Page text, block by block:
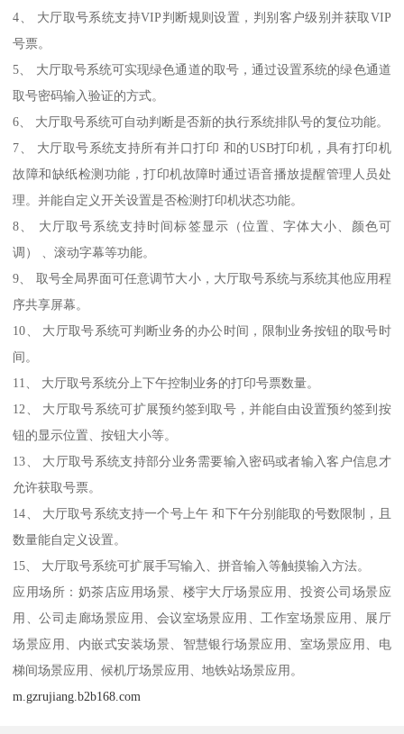
4、 大厅取号系统支持VIP判断规则设置，判别客户级别并获取VIP
号票。
5、 大厅取号系统可实现绿色通道的取号，通过设置系统的绿色通道
取号密码输入验证的方式。
6、 大厅取号系统可自动判断是否新的执行系统排队号的复位功能。
7、 大厅取号系统支持所有并口打印 和的USB打印机，具有打印机
故障和缺纸检测功能，打印机故障时通过语音播放提醒管理人员处
理。并能自定义开关设置是否检测打印机状态功能。
8、 大厅取号系统支持时间标签显示（位置、字体大小、颜色可
调） 、滚动字幕等功能。
9、 取号全局界面可任意调节大小，大厅取号系统与系统其他应用程
序共享屏幕。
10、 大厅取号系统可判断业务的办公时间，限制业务按钮的取号时
间。
11、 大厅取号系统分上下午控制业务的打印号票数量。
12、 大厅取号系统可扩展预约签到取号，并能自由设置预约签到按
钮的显示位置、按钮大小等。
13、 大厅取号系统支持部分业务需要输入密码或者输入客户信息才
允许获取号票。
14、 大厅取号系统支持一个号上午 和下午分别能取的号数限制，且
数量能自定义设置。
15、 大厅取号系统可扩展手写输入、拼音输入等触摸输入方法。
应用场所：奶茶店应用场景、楼宇大厅场景应用、投资公司场景应
用、公司走廊场景应用、会议室场景应用、工作室场景应用、展厅
场景应用、内嵌式安装场景、智慧银行场景应用、室场景应用、电
梯间场景应用、候机厅场景应用、地铁站场景应用。
m.gzrujiang.b2b168.com